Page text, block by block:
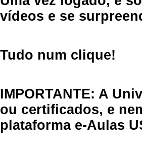
vídeos e se
Tudo num clique!
IMPORTANTE: A
ou certificados, e
plataforma e-Aulas